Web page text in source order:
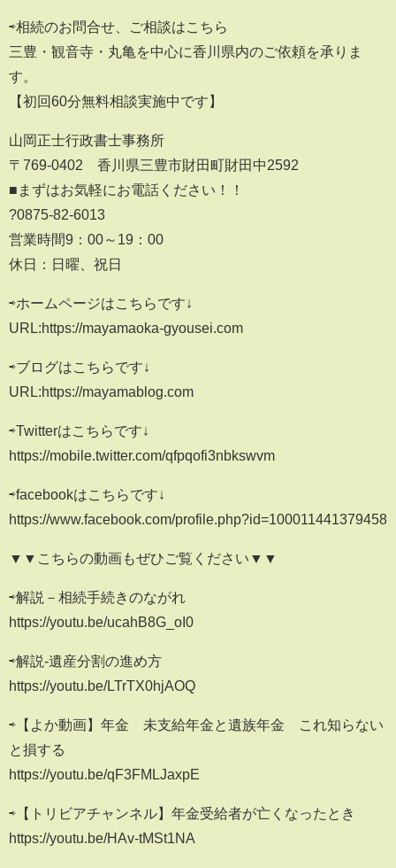
⇨相続のお問合せ、ご相談はこちら
三豊・観音寺・丸亀を中心に香川県内のご依頼を承りま
す。
【初回60分無料相談実施中です】
山岡正士行政書士事務所
〒769-0402 香川県三豊市財田町財田中2592
■まずはお気軽にお電話ください！！
?0875-82-6013
営業時間9：00～19：00
休日：日曜、祝日
⇨ホームページはこちらです↓
URL:https://mayamaoka-gyousei.com
⇨ブログはこちらです↓
URL:https://mayamablog.com
⇨Twitterはこちらです↓
https://mobile.twitter.com/qfpqofi3nbkswvm
⇨facebookはこちらです↓
https://www.facebook.com/profile.php?id=100011441379458
▼▼こちらの動画もぜひご覧ください▼▼
⇨解説－相続手続きのながれ
https://youtu.be/ucahB8G_oI0
⇨解説-遺産分割の進め方
https://youtu.be/LTrTX0hjAOQ
⇨【よか動画】年金 未支給年金と遺族年金 これ知らない
と損する
https://youtu.be/qF3FMLJaxpE
⇨【トリビアチャンネル】年金受給者が亡くなったとき
https://youtu.be/HAv-tMSt1NA